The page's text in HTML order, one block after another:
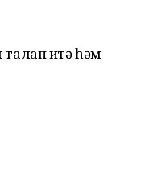
талап итә һәм